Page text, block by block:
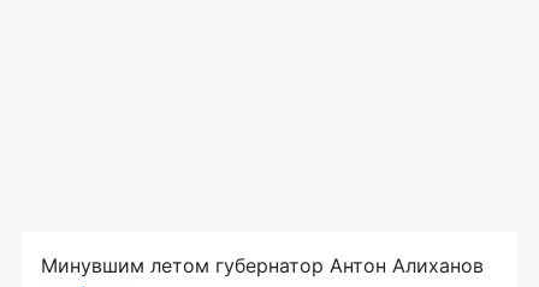
Минувшим летом губернатор Антон Алиханов